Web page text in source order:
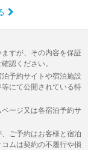
すが、その内容を保証
認ください。
予約サイトや宿泊施設
にて公開されている特
ージ又は各宿泊予約サ
ご予約はお客様と宿泊
ムは契約の不履行や損